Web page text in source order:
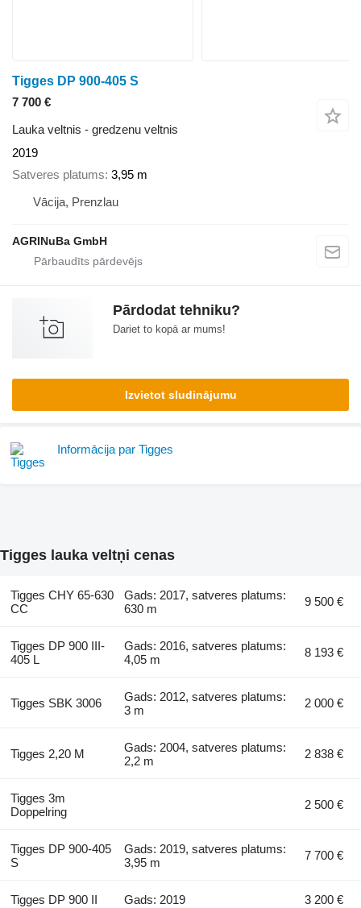
Tigges DP 900-405 S
7 700 €
Lauka veltnis - gredzenu veltnis
2019
Satveres platums 3,95 m
Vācija, Prenzlau
AGRINuBa GmbH
Pārdodat tehniku?
Dariet to kopā ar mums!
Izvietot sludinājumu
Informācija par Tigges
Tigges lauka veltņi cenas
Tigges CHY 65-630
CC
Gads: 2017, satveres platums:
630 m
9 500 €
Tigges DP 900 III-
405 L
Gads: 2016, satveres platums:
4,05 m
8 193 €
Tigges SBK 3006
Gads: 2012, satveres platums:
3 m
2 000 €
Tigges 2,20 M
Gads: 2004, satveres platums:
2,2 m
2 838 €
Tigges 3m
Doppelring
2 500 €
Tigges DP 900-405
S
Gads: 2019, satveres platums:
3,95 m
7 700 €
Tigges DP 900 II Gads: 2019 3 200 €